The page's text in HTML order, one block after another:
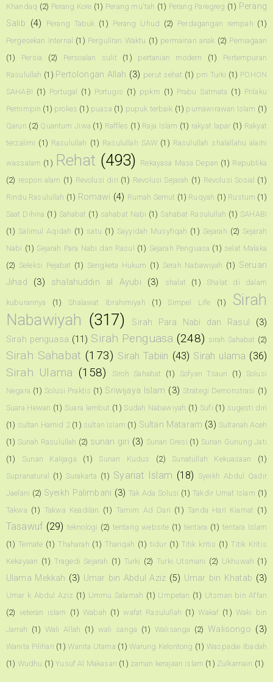
Khandaq (2) Perang Kore (1) Perang mu'tah (1) Perang Paregreg (1) Perang
Salib (4) Perang Tabuk (1) Perang Uhud (2) Perdagangan rempah (1)
Pergesekan Internal (1) Perguliran Waktu (1) permainan anak (2) Perniagaan
(1)
Persia (2) Persoalan sulit (1) pertanian modern (1)
Pertempuran
Rasulullah (1) Pertolongan Allah (3) perut sehat (1) pm Turki (1) POHON
SAHABI (1) Portugal (1) Portugis (1) ppkm (1) Prabu Satmata (1) Prilaku
Pemimpin (1) prokes (1) puasa (1) pupuk terbaik (1) purnawirawan Islam (1)
Qarun (2) Quantum Jiwa (1) Raffles (1) Raja Islam (1) rakyat lapar (1) Rakyat
terzalimi (1) Rasulullah (1) Rasulullah SAW (1) Rasulullah shalallahu alaihi
wassalam (1) Rehat (493) Rekayasa Masa Depan (1) Republika
(2) respon alam (1) Revolusi diri (1) Revolusi Sejarah (1) Revolusi Sosial (1)
Rindu Rasulullah (1) Romawi (4) Rumah Semut (1) Ruqyah (1) Rustum (1)
Saat Dihina (1) Sahabat (1) sahabat Nabi (1) Sahabat Rasulullah (1) SAHABI
(1) Salimul Aqidah (1) satu (1) Sayyidah Musyfiqah (1) Sejarah (2) Sejarah
Nabi (1) Sejarah Para Nabi dan Rasul (1) Sejarah Penguasa (1) selat Malaka
(2) Seleksi Pejabat (1) Sengketa Hukum (1) Serah Nabawiyah (1) Seruan
Jihad
(3) shalahuddin al Ayubi (3) shalat (1) Shalat di dalam
kuburannya (1) Shalawat Ibrahimiyah (1) Simpel Life (1)
Sirah
Nabawiyah (317) Sirah Para Nabi dan Rasul
(3)
Sirah penguasa (11) Sirah Penguasa (248) sirah Sahabat (2)
Sirah Sahabat (173) Sirah Tabiin (43) Sirah ulama (36)
Sirah Ulama (158) Siroh Sahabat (1) Sofyan Tsauri (1)
Solusi
Negara (1) Solusi Praktis (1) Sriwijaya Islam (3) Strategi Demonstrasi (1)
Suara Hewan (1) Suara lembut (1) Sudah Nabawiyah (1) Sufi (1) sugesti diri
(1) sultan Hamid 2 (1) sultan Islam (1) Sultan Mataram (3) Sultanah Aceh
(1) Sunah Rasulullah (2) sunan giri (3) Sunan Gresi (1) Sunan Gunung Jati
(1)
Sunan Kalijaga (1) Sunan Kudus (2) Sunatullah Kekuasaan
(1)
Supranatural
(1) Surakarta (1) Syariat Islam (18) Syeikh Abdul Qadir
Jaelani (2) Syeikh Palimbani (3) Tak Ada Solusi (1) Takdir Umat Islam (1)
Takwa (1) Takwa Keadilan (1) Tamim Ad Dari (1) Tanda Hari Kiamat (1)
Tasawuf (29) teknologi (2) tentang website (1) tentara (1) tentara Islam
(1) Ternate (1) Thaharah (1) Thariqah (1) tidur (1) Titik kritis (1) Titik Kritis
Kekayaan (1) Tragedi Sejarah (1) Turki (2) Turki Utsmani (2) Ukhuwah (1)
Ulama Mekkah (3) Umar bin Abdul Aziz (5) Umar bin Khatab (3)
Umar k Abdul Aziz (1) Ummu Salamah (1) Umpetan (1) Utsman bin Affan
(2) veteran islam (1) Wabah (1) wafat Rasulullah (1) Wakaf (1) Waki bin
Jarrah (1) Wali Allah (1) wali sanga (1) Walisanga (2) Walisongo (3)
Wanita Pilihan (1) Wanita Utama (1) Warung Kelontong (1) Waspadai Ibadah
(1) Wudhu (1) Yusuf Al Makasari (1) zaman kerajaan islam (1) Zulkarnain (1)